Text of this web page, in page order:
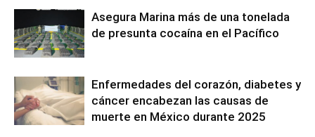
Asegura Marina más de una tonelada
de presunta cocaína en el Pacífico
Enfermedades del corazón, diabetes y
cáncer encabezan las causas de
muerte en México durante 2025